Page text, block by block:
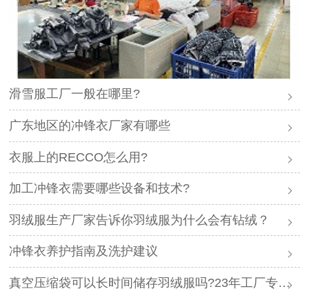
滑雪服工厂一般在哪里?
广东地区的冲锋衣厂家有哪些
衣服上的RECCO怎么用?
加工冲锋衣需要哪些设备和技术?
羽绒服生产厂家告诉你羽绒服为什么会有钻绒？
冲锋衣养护指南及洗护建议
真空压缩袋可以长时间储存羽绒服吗?23年工厂专业解答